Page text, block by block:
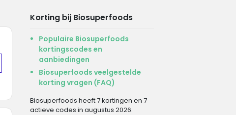
Korting bij Biosuperfoods
Populaire Biosuperfoods
kortingscodes en
aanbiedingen
Biosuperfoods veelgestelde
korting vragen (FAQ)
Biosuperfoods heeft 7 kortingen en 7
actieve codes in augustus 2026.